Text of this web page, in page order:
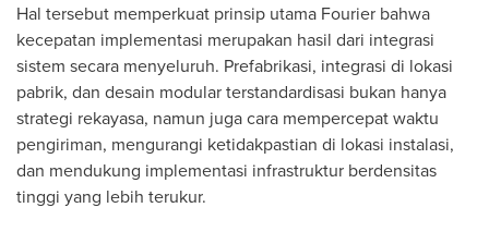
Hal tersebut memperkuat prinsip utama Fourier bahwa
kecepatan implementasi merupakan hasil dari integrasi
sistem secara menyeluruh. Prefabrikasi, integrasi di lokasi
pabrik, dan desain modular terstandardisasi bukan hanya
strategi rekayasa, namun juga cara mempercepat waktu
pengiriman, mengurangi ketidakpastian di lokasi instalasi,
dan mendukung implementasi infrastruktur berdensitas
tinggi yang lebih terukur.